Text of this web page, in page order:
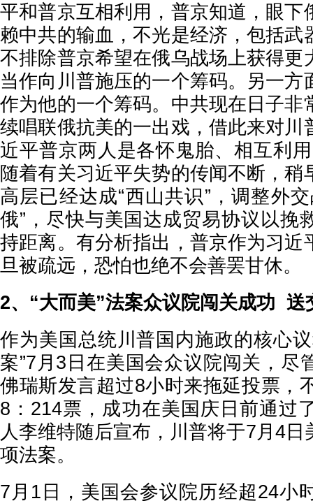
平和普京互相利用，普京知道，眼下
赖中共的输血，不光是经济，包括武
不排除普京希望在俄乌战场上获得更
当作向川普施压的一个筹码。另一方
作为他的一个筹码。中共现在日子非
续唱联俄抗美的一出戏，借此来对川
近平普京两人是各怀鬼胎、相互利
随着有关习近平失势的传闻不断，稍
高层已经达成“西山共识”，调整外
俄”，尽快与美国达成贸易协议以挽
持距离。有分析指出，普京作为习近
旦被疏远，恐怕也绝不会善罢甘休。
2、“大而美”法案众议院闯关成功 送
作为美国总统川普国内施政的核心
案”7月3日在美国会众议院闯关，尽
佛瑞斯发言超过8小时来拖延投票，
8：214票，成功在美国庆日前通过
人李维特随后宣布，川普将于7月4
项法案。
7月1日，美国会参议院历经超24小